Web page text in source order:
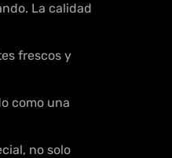
La calidad
frescos y
como una
no solo